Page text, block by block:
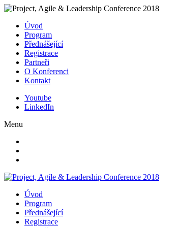
Úvod
Program
Přednášející
Registrace
Partneři
O Konferenci
Kontakt
Youtube
LinkedIn
Menu
Úvod
Program
Přednášející
Registrace